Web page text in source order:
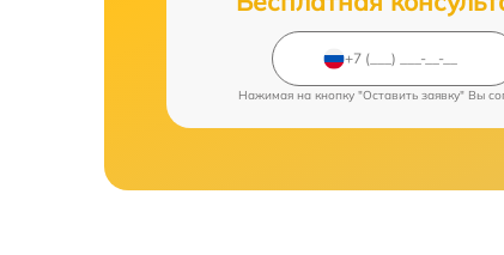
Нажимая на кнопку "Оставить заявку" Вы